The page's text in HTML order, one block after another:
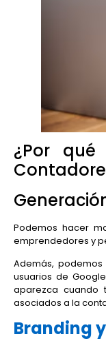
¿Por
Podemos hacer
emprendedores y
Además,
usuarios de
aparezca cuando
asociados a la
Branding